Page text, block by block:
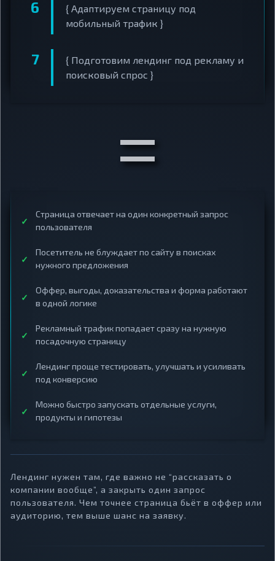
{ Адаптируем страницу под
мобильный трафик }
{ Подготовим лендинг под рекламу и
поисковый спрос }
=
Страница отвечает на один конкретный запрос
пользователя
Посетитель не блуждает по сайту в поисках
нужного предложения
Оффер, выгоды, доказательства и форма работают
в одной логике
Рекламный трафик попадает сразу на нужную
посадочную страницу
Лендинг проще тестировать, улучшать и усиливать
под конверсию
Можно быстро запускать отдельные услуги,
продукты и гипотезы
Лендинг нужен там, где важно не “рассказать о
компании вообще”, а закрыть один запрос
пользователя. Чем точнее страница бьёт в оффер или
аудиторию, тем выше шанс на заявку.